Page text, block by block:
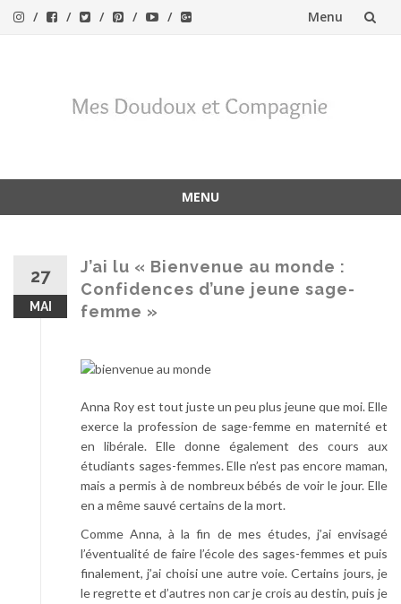
Menu
MENU
27
MAI
J’ai lu « Bienvenue au monde :
Confidences d’une jeune sage-
femme »
Anna Roy est tout juste un peu plus jeune que moi. Elle
exerce la profession de sage-femme en maternité et
en libérale. Elle donne également des cours aux
étudiants sages-femmes. Elle n’est pas encore maman,
mais a permis à de nombreux bébés de voir le jour. Elle
en a même sauvé certains de la mort.
Comme Anna, à la fin de mes études, j’ai envisagé
l’éventualité de faire l’école des sages-femmes et puis
finalement, j’ai choisi une autre voie. Certains jours, je
le regrette et d’autres non car je crois au destin, puis je